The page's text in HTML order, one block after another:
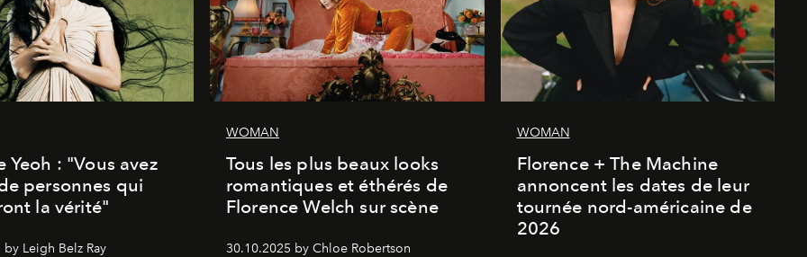
Yeoh : "Vous avez
personnes qui
la vérité"
Leigh Belz Ray
WOMAN
Tous les plus beaux looks
romantiques et éthérés de
Florence Welch sur scène
30.10.2025 by Chloe Robertson
WOMAN
Florence + The Machine
annoncent les dates de leur
tournée nord-américaine de
2026